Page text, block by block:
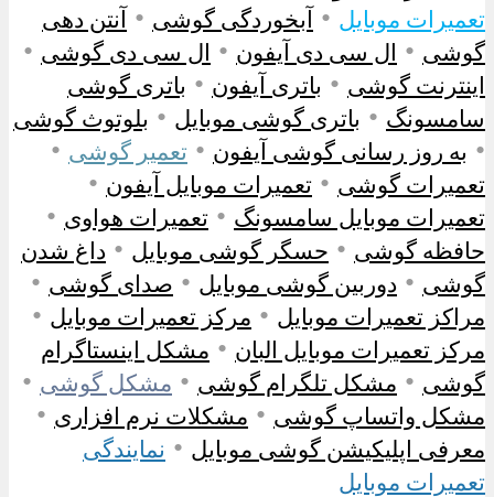
تعمیرات موبایل • آبخوردگی گوشی •
آنتن دهی
گوشی • ال سی دی آیفون • ال سی دی گوشی •
اینترنت گوشی • باتری آیفون • باتری گوشی
سامسونگ • باتری گوشی موبایل • بلوتوث گوشی
• به روز رسانی گوشی آیفون • تعمیر گوشی •
تعمیرات گوشی • تعمیرات موبایل آیفون •
تعمیرات موبایل سامسونگ • تعمیرات هواوی •
حافظه گوشی • حسگر گوشی موبایل • داغ شدن
گوشی • دوربین گوشی موبایل • صدای گوشی •
مراکز تعمیرات موبایل • مرکز تعمیرات موبایل •
مرکز تعمیرات موبایل البان • مشکل اینستاگرام
گوشی • مشکل تلگرام گوشی • مشکل گوشی •
مشکل واتساپ گوشی • مشکلات نرم افزاری •
معرفی اپلیکیشن گوشی موبایل • نمایندگی
تعمیرات موبایل